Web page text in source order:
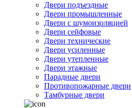
Двери подъездные
Двери промышленные
Двери с шумоизоляцией
Двери сейфовые
Двери технические
Двери усиленные
Двери утепленные
Двери этажные
Парадные двери
Противопожарные двери
Тамбурные двери